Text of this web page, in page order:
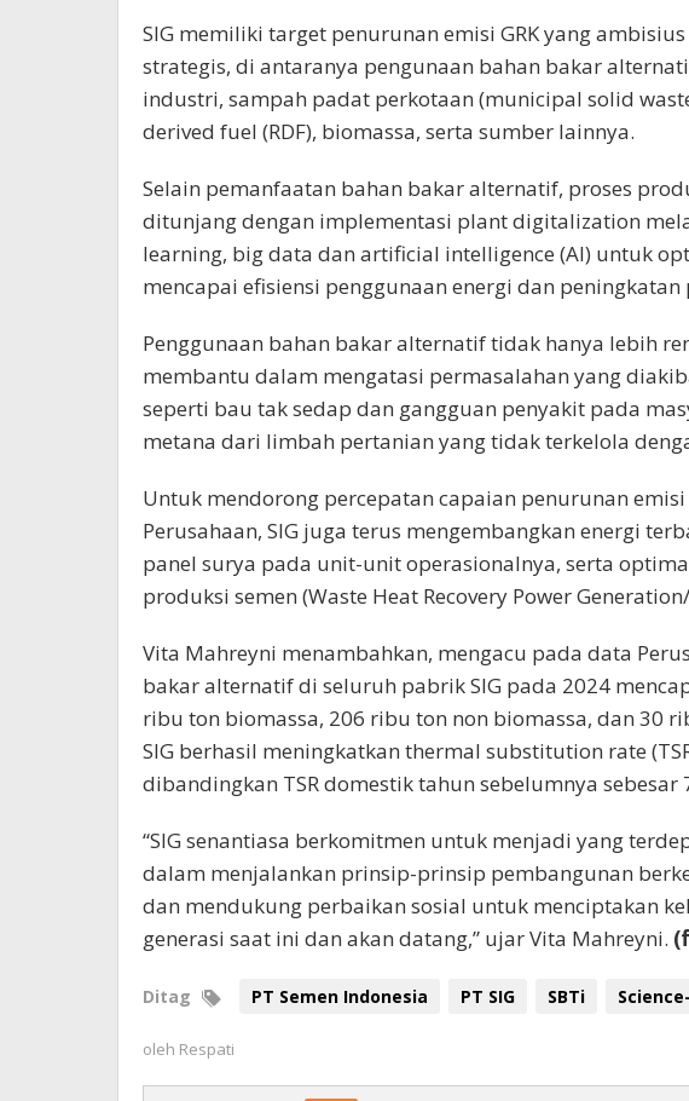
SIG memiliki target penurunan emisi GRK yang
strategis, di antaranya pengunaan bahan bakar
industri, sampah padat perkotaan (municipal solid
derived fuel (RDF), biomassa, serta sumber lainnya.
Selain pemanfaatan bahan bakar alternatif, proses
ditunjang dengan implementasi plant digitalization
learning, big data dan artificial intelligence (AI) untuk
mencapai efisiensi penggunaan energi dan
Penggunaan bahan bakar alternatif tidak hanya lebih
membantu dalam mengatasi permasalahan yang
seperti bau tak sedap dan gangguan penyakit pada
metana dari limbah pertanian yang tidak terkelola
Untuk mendorong percepatan capaian penurunan
Perusahaan, SIG juga terus mengembangkan energi
panel surya pada unit-unit operasionalnya, serta
produksi semen (Waste Heat Recovery Power Generation/
Vita Mahreyni menambahkan, mengacu pada data
bakar alternatif di seluruh pabrik SIG pada 2024
ribu ton biomassa, 206 ribu ton non biomassa, dan 30
SIG berhasil meningkatkan thermal substitution rate
dibandingkan TSR domestik tahun sebelumnya sebesar
“SIG senantiasa berkomitmen untuk menjadi yang
dalam menjalankan prinsip-prinsip pembangunan
dan mendukung perbaikan sosial untuk menciptakan
generasi saat ini dan akan datang,” ujar Vita Mahreyni.
Ditag PT Semen Indonesia PT SIG SBTi
oleh Respati